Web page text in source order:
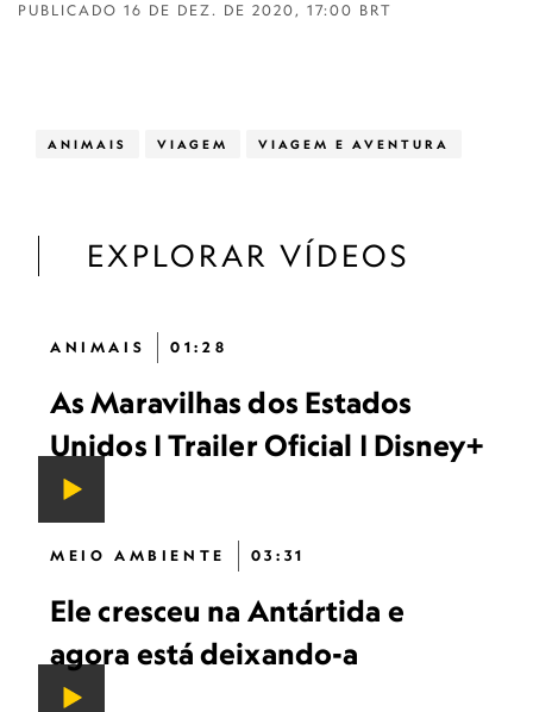
PUBLICADO 16 DE DEZ. DE 2020, 17:00 BRT
ANIMAIS VIAGEM VIAGEM E AVENTURA
EXPLORAR VÍDEOS
ANIMAIS 01:28
As Maravilhas dos Estados
Unidos | Trailer Oficial | Disney+
MEIO AMBIENTE 03:31
Ele cresceu na Antártida e
agora está deixando-a